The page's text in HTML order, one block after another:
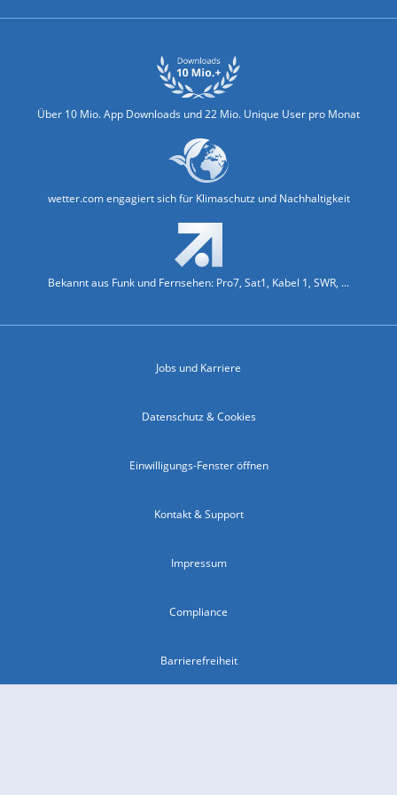
Über 10 Mio. App Downloads und 22 Mio. Unique User pro Monat
wetter.com engagiert sich für Klimaschutz und Nachhaltigkeit
Bekannt aus Funk und Fernsehen: Pro7, Sat1, Kabel 1, SWR, ...
Jobs und Karriere
Datenschutz & Cookies
Einwilligungs-Fenster öffnen
Kontakt & Support
Impressum
Compliance
Barrierefreiheit